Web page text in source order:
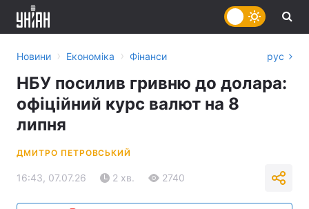
Новини › Економіка › Фінанси рус
НБУ посилив гривню до долара:
офіційний курс валют на 8
липня
ДМИТРО ПЕТРОВСЬКИЙ
16:43, 07.07.26 2 хв. 2740